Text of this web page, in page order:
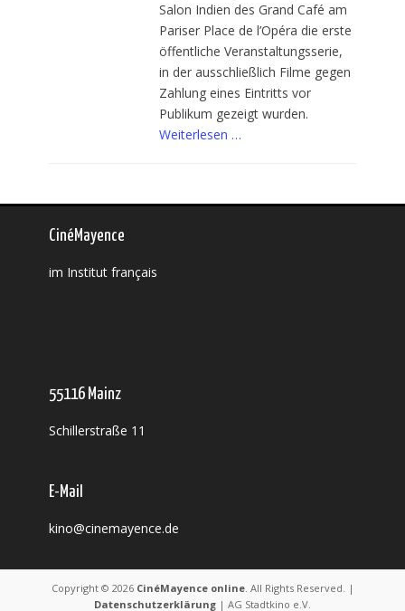
Salon Indien des Grand Café am
Pariser Place de l’Opéra die erste
öffentliche Veranstaltungsserie,
in der ausschließlich Filme gegen
Zahlung eines Eintritts vor
Publikum gezeigt wurden.
Weiterlesen …
CinéMayence
im Institut français
55116 Mainz
Schillerstraße 11
E-Mail
kino@cinemayence.de
Copyright © 2026 CinéMayence online. All Rights Reserved. |
Datenschutzerklärung | AG Stadtkino e.V.